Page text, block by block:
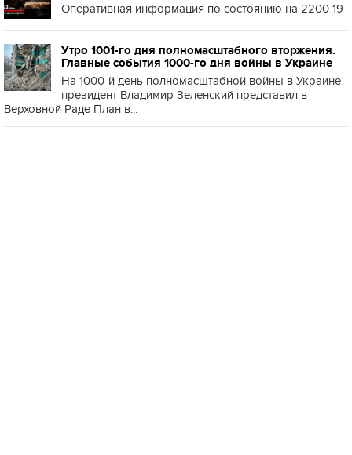
Оперативная информация по состоянию на 2200 19
Утро 1001-го дня полномасштабного вторжения.
Главные события 1000-го дня войны в Украине
На 1000-й день полномасштабной войны в Украине
президент Владимир Зеленский представил в
Верховной Раде План в...